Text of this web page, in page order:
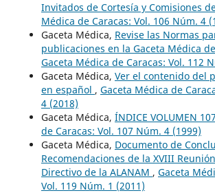
Invitados de Cortesía y Comisiones
Médica de Caracas: Vol. 106 Núm. 4
Gaceta Médica, Revise las Normas
publicaciones en la Gaceta Médica
Gaceta Médica de Caracas: Vol. 112
Gaceta Médica, Ver el contenido del
en español , Gaceta Médica de
4 (2018)
Gaceta Médica, ÍNDICE VOLUMEN 107
de Caracas: Vol. 107 Núm. 4 (1999)
Gaceta Médica, Documento de
Recomendaciones de la XVIII
Directivo de la ALANAM , Gaceta
Vol. 119 Núm. 1 (2011)